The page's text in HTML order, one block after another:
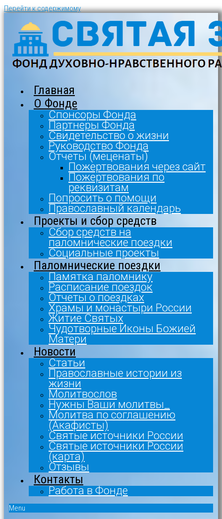
Перейти к содержимому
Главная
О Фонде
Спонсоры Фонда
Партнеры Фонда
Свидетельство о жизни
Руководство Фонда
Отчеты (меценаты)
Пожертвования через сайт
Пожертвования по
реквизитам
Попросить о помощи
Православный календарь
Проекты и сбор средств
Сбор средств на
паломнические поездки
Социальные проекты
Паломнические поездки
Памятка паломнику
Расписание поездок
Отчеты о поездках
Храмы и монастыри России
Житие Святых
Чудотворные Иконы Божией
Матери
Новости
Статьи
Православные истории из
жизни
Молитвослов
Нужны Ваши молитвы_
Молитва по соглашению
(Акафисты)
Святые источники России
Святые источники России
(карта)
Отзывы
Контакты
Работа в Фонде
Menu